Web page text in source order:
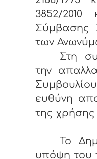
3852/2010
Σύμβασης
των
Στη
την
ευθύνη
της χρήσης
Το
υπόψη του